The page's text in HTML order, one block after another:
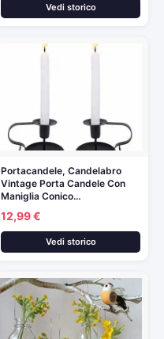
Vedi storico
Portacandele, Candelabro
Vintage Porta Candele Con
Maniglia Conico…
12,99 €
Vedi storico